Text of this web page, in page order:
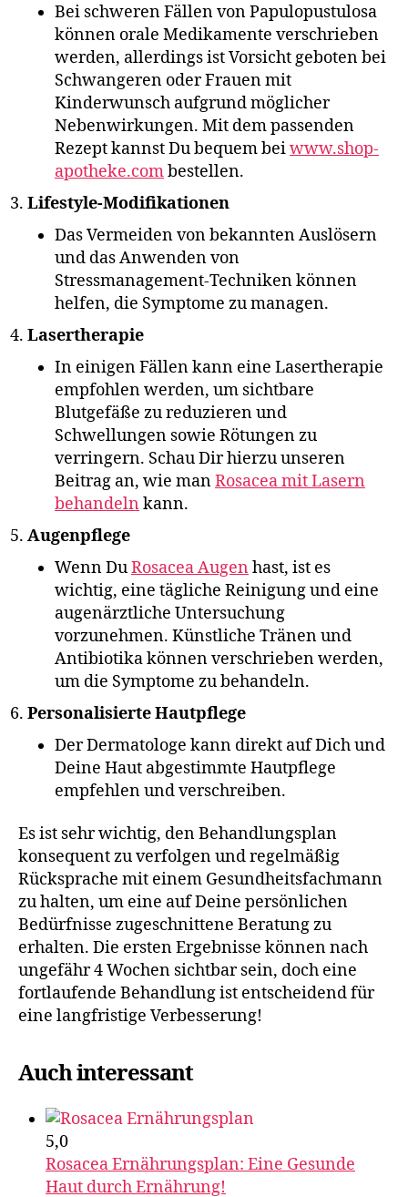
Bei schweren Fällen von Papulopustulosa
können orale Medikamente verschrieben
werden, allerdings ist Vorsicht geboten bei
Schwangeren oder Frauen mit
Kinderwunsch aufgrund möglicher
Nebenwirkungen. Mit dem passenden
Rezept kannst Du bequem beiwww.shop-
apotheke.combestellen.
Lifestyle-Modifikationen
Das Vermeiden von bekannten Auslösern
und das Anwenden von
Stressmanagement-Techniken können
helfen, die Symptome zu managen.
Lasertherapie
In einigen Fällen kann eine Lasertherapie
empfohlen werden, um sichtbare
Blutgefäße zu reduzieren und
Schwellungen sowie Rötungen zu
verringern. Schau Dir hierzu unseren
Beitrag an, wie manRosacea mit Lasern
behandeln kann.
Augenpflege
Wenn DuRosacea Augen hast, ist es
wichtig, eine tägliche Reinigung und eine
augenärztliche Untersuchung
vorzunehmen. Künstliche Tränen und
Antibiotika können verschrieben werden,
um die Symptome zu behandeln.
Personalisierte Hautpflege
Der Dermatologe kann direkt auf Dich und
Deine Haut abgestimmte Hautpflege
empfehlen und verschreiben.
Es ist sehr wichtig, den Behandlungsplan
konsequent zu verfolgen und regelmäßig
Rücksprache mit einem Gesundheitsfachmann
zu halten, um eine auf Deine persönlichen
Bedürfnisse zugeschnittene Beratung zu
erhalten. Die ersten Ergebnisse können nach
ungefähr 4 Wochen sichtbar sein, doch eine
fortlaufende Behandlung ist entscheidend für
eine langfristige Verbesserung!
Auch interessant
5,0
Rosacea Ernährungsplan: Eine Gesunde
Haut durch Ernährung!